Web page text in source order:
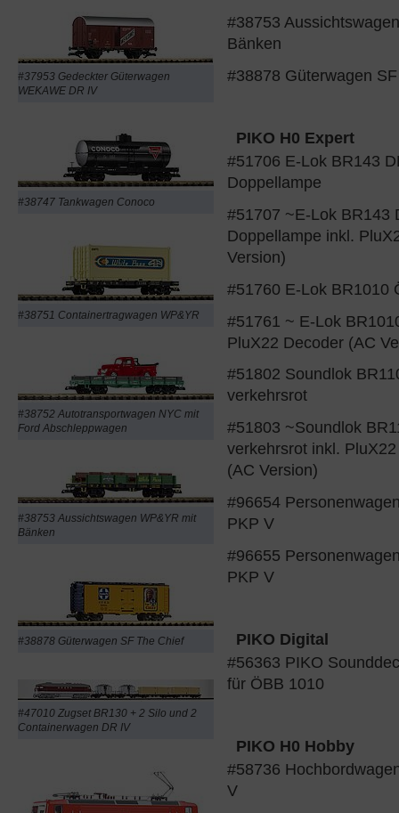
#37953 Gedeckter Güterwagen
WEKAWE DR IV
#38747 Tankwagen Conoco
#38751 Containertragwagen WP&YR
#38752 Autotransportwagen NYC mit
Ford Abschleppwagen
#38753 Aussichtswagen WP&YR mit
Bänken
#38878 Güterwagen SF The Chief
#47010 Zugset BR130 + 2 Silo und 2
Containerwagen DR IV
#38753
Bänken
#38878 Güterwagen
PIKO H0 Expert
#51706 E-Lok BR143
Doppellampe
#51707 ~E-Lok BR143
Doppellampe inkl.
Version)
#51760 E-Lok BR1010
#51761 ~ E-Lok
PluX22 Decoder (AC
#51802 Soundlok
verkehrsrot
#51803 ~Soundlok
verkehrsrot inkl.
(AC Version)
#96654
PKP V
#96655
PKP V
PIKO Digital
#56363 PIKO
für ÖBB 1010
PIKO H0 Hobby
#58736
V